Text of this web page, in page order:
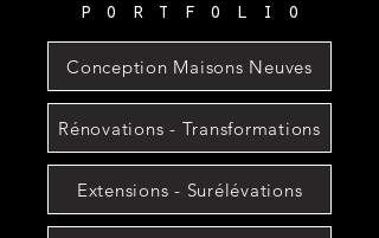
p o r t f o l i o
Conception Maisons Neuves
Rénovations - Transformations
Extensions - Surélévations